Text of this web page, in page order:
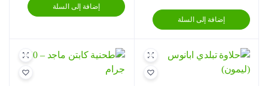
على
إضافة إلى السلة
إضافة إلى السلة